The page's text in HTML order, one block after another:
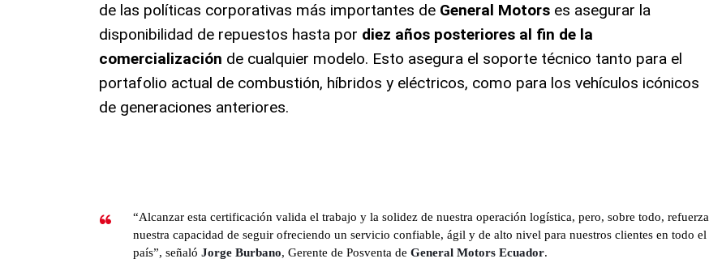
de las políticas corporativas más importantes de General Motors es asegurar la
disponibilidad de repuestos hasta por diez años posteriores al fin de la
comercialización de cualquier modelo. Esto asegura el soporte técnico tanto para el
portafolio actual de combustión, híbridos y eléctricos, como para los vehículos icónicos
de generaciones anteriores.
“Alcanzar esta certificación valida el trabajo y la solidez de nuestra operación logística, pero, sobre todo, refuerza
nuestra capacidad de seguir ofreciendo un servicio confiable, ágil y de alto nivel para nuestros clientes en todo el
país”, señalóJorge Burbano, Gerente de Posventa deGeneral Motors Ecuador.